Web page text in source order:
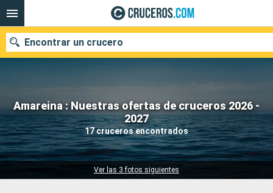
Amareina : Nuestras ofertas de cruceros 2026 -
2027
17 cruceros encontrados
Ver las 3 fotos siguientes
Encontrar un crucero
Nuestros destinos
Fecha de salida